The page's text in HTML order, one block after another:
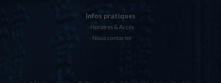
Infos pratiques
Horaires & Accès
Nous contacter